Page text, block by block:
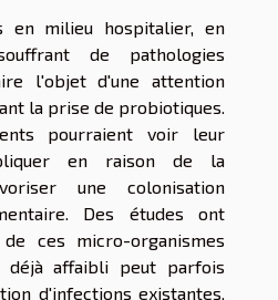
en milieu hospitalier, en
de pathologies
l'objet d'une attention
la prise de probiotiques.
pourraient voir leur
en raison de la
une colonisation
Des études ont
ces micro-organismes
déjà affaibli peut parfois
d'infections existantes,